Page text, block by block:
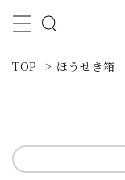
TOP > ほうせき箱